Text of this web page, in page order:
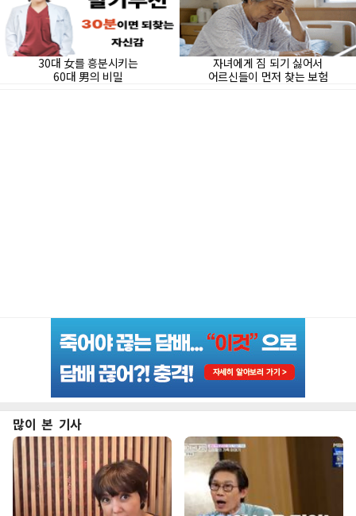
많이 본 기사